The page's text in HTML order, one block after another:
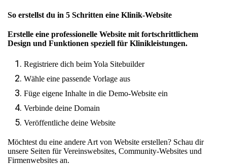
So erstellst du in 5 Schritten eine Klinik-Website
Erstelle eine professionelle Website mit fortschrittlichem
Design und Funktionen speziell für Klinikleistungen.
Registriere dich beim Yola Sitebuilder
Wähle eine passende Vorlage aus
Füge eigene Inhalte in die Demo-Website ein
Verbinde deine Domain
Veröffentliche deine Website
Möchtest du eine andere Art von Website erstellen? Schau dir
unsere Seiten fürVereinswebsites, Community-Websites und
Firmenwebsites an.